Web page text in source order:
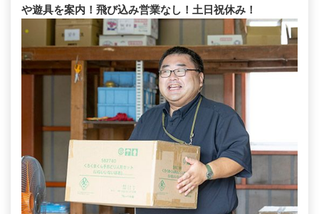
や遊具を案内！飛び込み営業なし！土日祝休み！